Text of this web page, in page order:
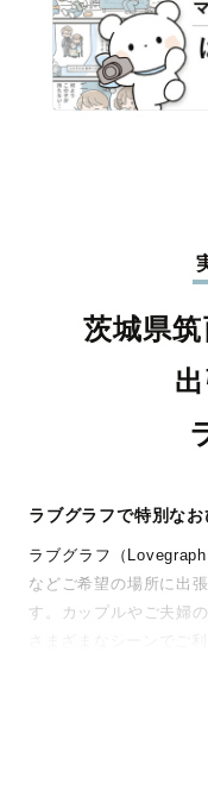
茨城県
ラブグラフで特別な
ラブグラフ（
などご希望の場所に出
す。カップルやご夫婦
ありのままの空気感を